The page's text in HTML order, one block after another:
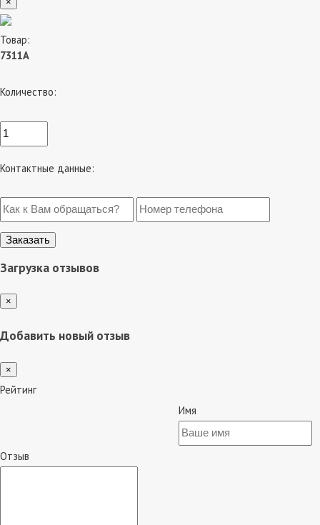
Товар:
7311А
Количество:
Контактные данные:
Загрузка отзывов
×
Добавить новый отзыв
×
Рейтинг
Имя
Отзыв